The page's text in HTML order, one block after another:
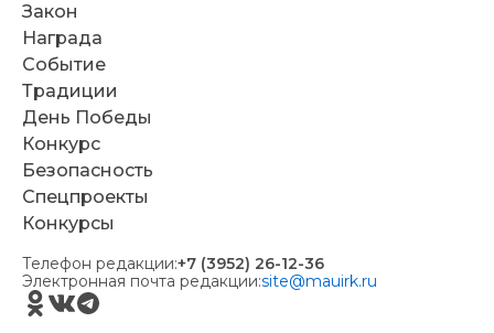
Закон
Награда
Событие
Традиции
День Победы
Конкурс
Безопасность
Спецпроекты
Конкурсы
Телефон редакции:+7 (3952) 26-12-36
Электронная почта редакции:site@mauirk.ru